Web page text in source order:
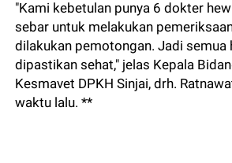
"Kami kebetulan punya 6 dokter
sebar untuk melakukan
dilakukan pemotongan. Jadi semua
dipastikan sehat," jelas Kepala
Kesmavet DPKH Sinjai, drh.
waktu lalu. **